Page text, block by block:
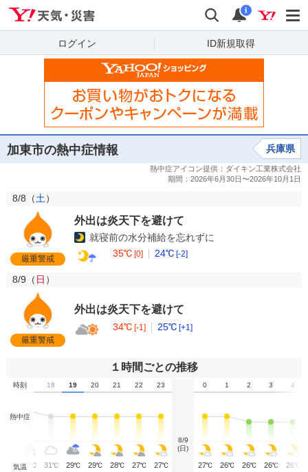
検索 通知
i
ログイン ID新規取得
加東市の熱中症情報 兵庫県
8/8（土）
厳重警戒
外出は炎天下を避けて
就寝前の水分補給を忘れずに
35℃ [0] 24℃ [-2]
8/9（ 日 ）
厳重警戒
外出は炎天下を避けて
34℃ [-1] 25℃ [+1]
１時間ごとの推移
時刻17 18 19 20 21 22 23
8/9
(日)
0 1 2 3 4
熱中症
気温
℃ 32 ℃ 31℃ 29℃ 29℃ 28℃ 27℃ 27℃ 27℃ 26℃ 26℃ 26℃ 26℃